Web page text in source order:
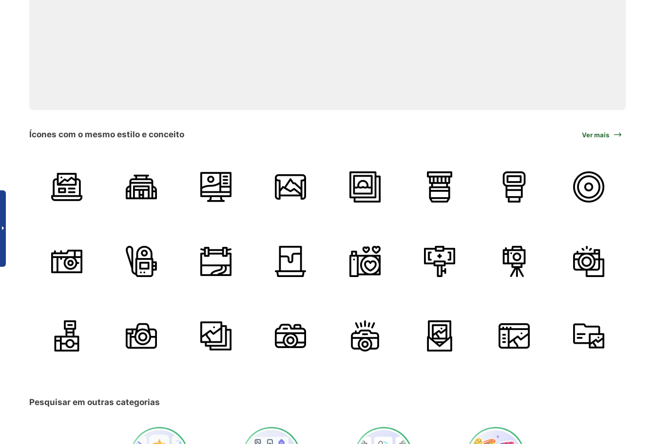
Ícones com o mesmo estilo e conceito Ver mais
Pesquisar em outras categorias